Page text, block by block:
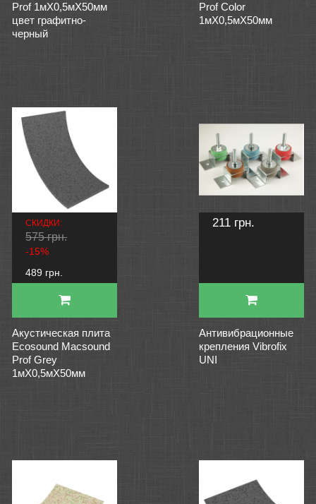
Prof 1мХ0,5мХ50мм
цвет графитно-
черный
Prof Color
1мХ0,5мХ50мм
СКИДКИ:
575 грн.
-15%
489 грн.
Акустическая плита
Ecosound Macsound
Prof Grey
1мХ0,5мХ50мм
211 грн.
Антивибрационные
крепления Vibrofix
UNI